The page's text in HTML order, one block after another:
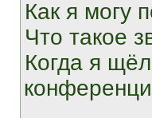
Как я могу
Что такое
Когда я